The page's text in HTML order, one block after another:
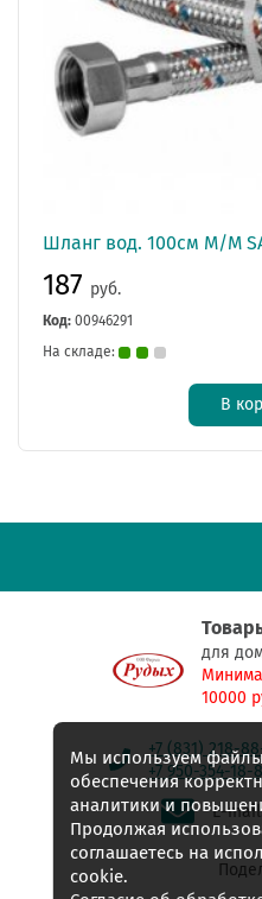
Шланг вод. 100см М/М
187 руб.
Код: 00946291
На складе:
В
для
10000
+7 (831) 218-
+7 950-354-18-
E-
Мы используем
обеспечения
аналитики и
Продолжая
соглашаетесь на
cookie.